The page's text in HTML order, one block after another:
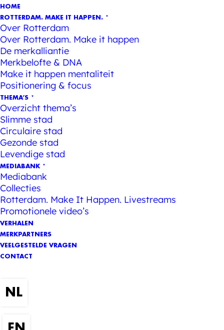
HOME
ROTTERDAM. MAKE IT HAPPEN.
Over Rotterdam
Over Rotterdam. Make it happen
De merkalliantie
Merkbelofte & DNA
Make it happen mentaliteit
Positionering & focus
THEMA’S
Overzicht thema’s
Slimme stad
Circulaire stad
Gezonde stad
Levendige stad
MEDIABANK
Mediabank
Collecties
Rotterdam. Make It Happen. Livestreams
Promotionele video’s
VERHALEN
MERKPARTNERS
VEELGESTELDE VRAGEN
CONTACT